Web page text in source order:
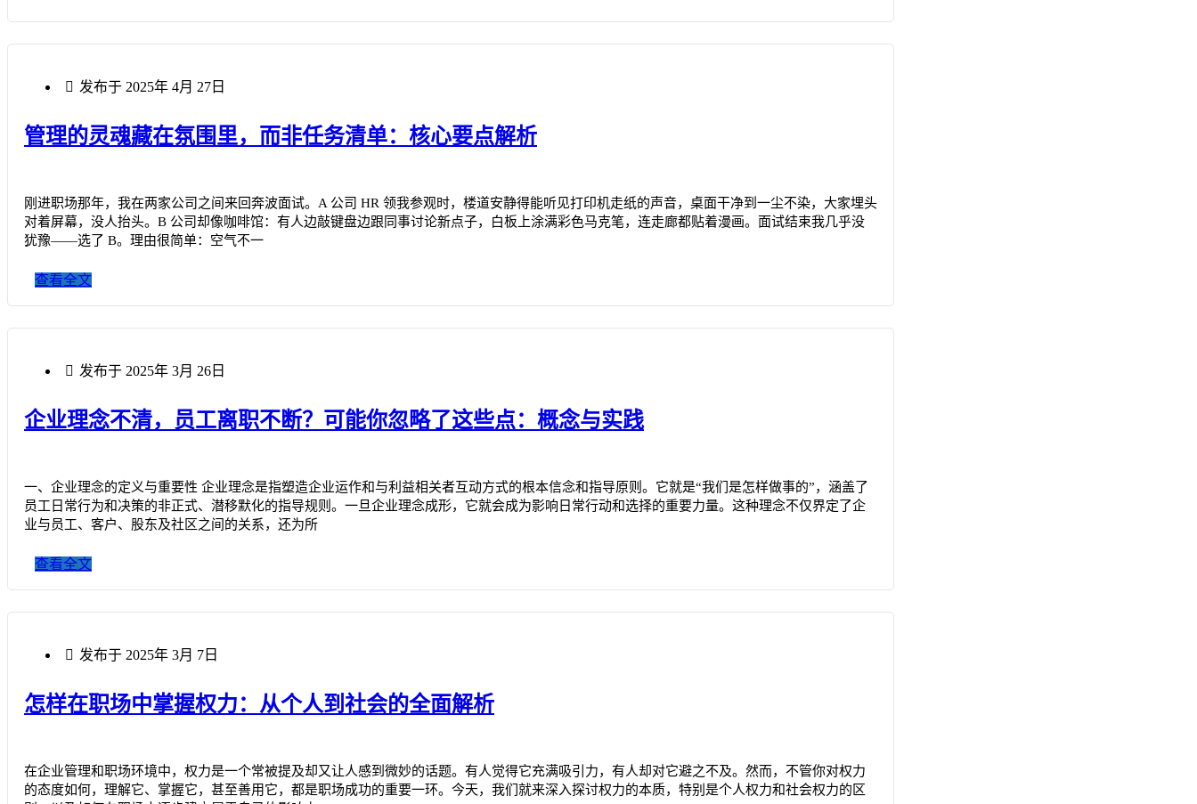
发布于2025年 4月 27日
管理的灵魂藏在氛围里，而非任务清单：核心要点解析
刚进职场那年，我在两家公司之间来回奔波面试。A 公司 HR 领我参观时，楼道安静得能听见打印机走纸的声音，桌面干净到一尘不染，大家埋头
对着屏幕，没人抬头。B 公司却像咖啡馆：有人边敲键盘边跟同事讨论新点子，白板上涂满彩色马克笔，连走廊都贴着漫画。面试结束我几乎没
犹豫——选了 B。理由很简单：空气不一
查看全文
发布于 2025年 3月 26日
企业理念不清，员工离职不断？可能你忽略了这些点：概念与实践
一、企业理念的定义与重要性 企业理念是指塑造企业运作和与利益相关者互动方式的根本信念和指导原则。它就是“我们是怎样做事的”，涵盖了
员工日常行为和决策的非正式、潜移默化的指导规则。一旦企业理念成形，它就会成为影响日常行动和选择的重要力量。这种理念不仅界定了企
业与员工、客户、股东及社区之间的关系，还为所
查看全文
发布于 2025年 3月 7日
怎样在职场中掌握权力：从个人到社会的全面解析
在企业管理和职场环境中，权力是一个常被提及却又让人感到微妙的话题。有人觉得它充满吸引力，有人却对它避之不及。然而，不管你对权力
的态度如何，理解它、掌握它，甚至善用它，都是职场成功的重要一环。今天，我们就来深入探讨权力的本质，特别是个人权力和社会权力的区